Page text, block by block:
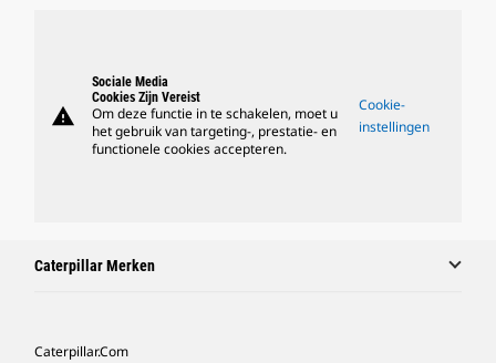
warning
Sociale Media
Cookies Zijn Vereist
Om deze functie in te schakelen, moet u
het gebruik van targeting-, prestatie- en
functionele cookies accepteren.
Cookie-
instellingen
Caterpillar Merken
Caterpillar.com